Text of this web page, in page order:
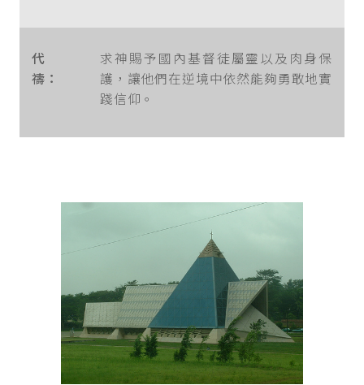
代
禱：
求神賜予國內基督徒屬靈以及肉身保
護，讓他們在逆境中依然能夠勇敢地實
踐信仰。